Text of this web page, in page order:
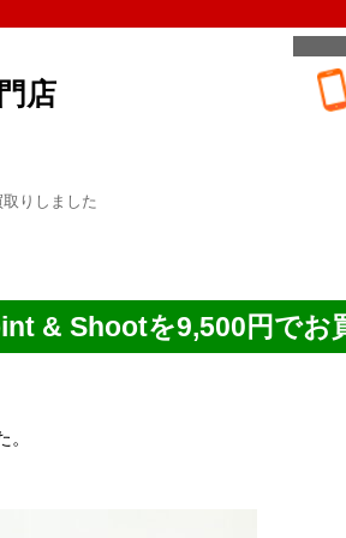
店
りしました
& Shootを9,500円でお